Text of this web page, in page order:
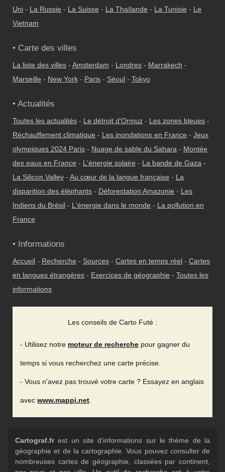
Uni - La Russie - La Suisse - La Thaïlande - La Tunisie - Le
Vietnam
• Carte des villes
La liste des villes - Amsterdam - Londres - Marrakech -
Marseille - New York - Paris - Séoul - Tokyo
• Actualités
Toutes les actualités - Le détroit d'Ormuz - Les zones bleues -
Réchauffement climatique - Les inondations en France - Jeux
olympiques 2024 Paris - Nuage de sable du Sahara - Montée
des eaux en France - L'énergie solaire - La bande de Gaza -
La Silicon Valley - Au cœur de la langue française - La
disparition des éléphants - Déforestation Amazonie - Les
Indiens du Brésil - L'énergie dans le monde - La pollution en
France
• Informations
Accueil - Recherche - Sources - Cartes en temps réel - Cartes
en langues étrangères - Exercices de géographie - Toutes les
informations
Les conseils de Carto Futé :
- Utilisez notre moteur de recherche pour gagner du
temps si vous recherchez une carte précise.
- Vous n'avez pas trouvé votre carte ? Essayez en anglais
avec www.mappi.net
Cartograf.frest un site d'informations sur le thème de la
géographie et de la cartographie. Vous pouvez consulter de
nombreuses cartes de géographie, classées par continent,